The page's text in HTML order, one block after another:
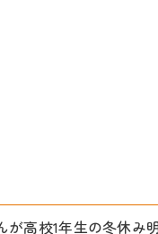
高校1年生の冬休み